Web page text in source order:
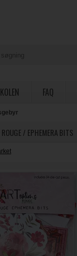
FAQ
/ EPHEMERA BITS